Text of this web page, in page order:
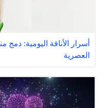
أسرار الأناقة اليومية:
العصرية